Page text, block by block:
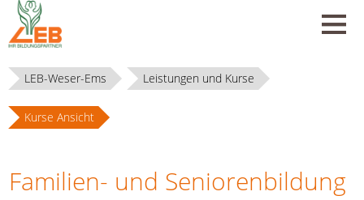
LEB-Weser-Ems Leistungen und Kurse
Kurse Ansicht
Familien- und Seniorenbildung